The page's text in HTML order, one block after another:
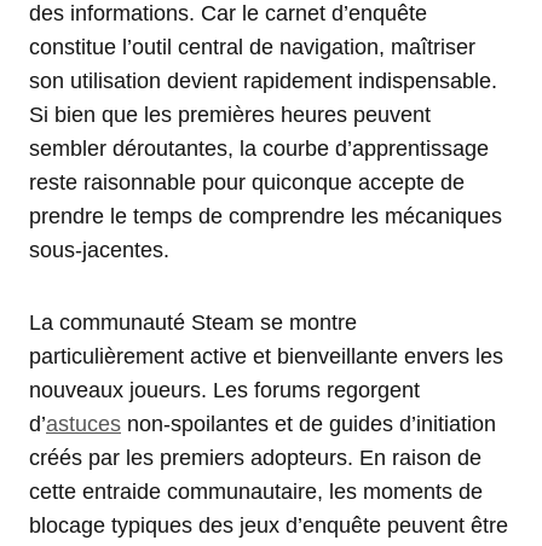
des informations. Car le carnet d’enquête
constitue l’outil central de navigation, maîtriser
son utilisation devient rapidement indispensable.
Si bien que les premières heures peuvent
sembler déroutantes, la courbe d’apprentissage
reste raisonnable pour quiconque accepte de
prendre le temps de comprendre les mécaniques
sous-jacentes.
La communauté Steam se montre
particulièrement active et bienveillante envers les
nouveaux joueurs. Les forums regorgent
d’astuces non-spoilantes et de guides d’initiation
créés par les premiers adopteurs. En raison de
cette entraide communautaire, les moments de
blocage typiques des jeux d’enquête peuvent être